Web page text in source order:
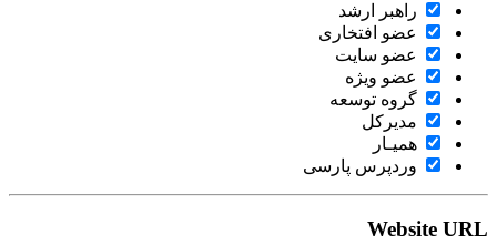
راهبر ارشد
عضو افتخاری
عضو سایت
عضو ویژه
گروه توسعه
مدیرکل
همیـار
وردپرس پارسی
Website URL